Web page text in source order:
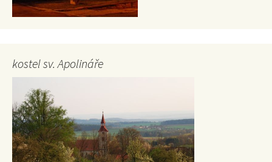
kostel sv. Apolináře